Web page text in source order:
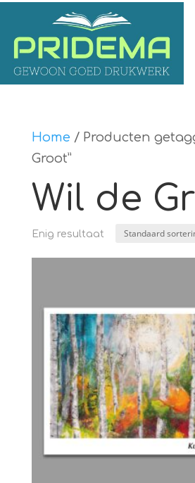
Home / Producten
Groot”
Wil de
Enig resultaat